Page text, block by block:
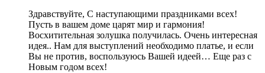
Здравствуйте, С наступающими праздниками всех!
Пусть в вашем доме царят мир и гармония!
Восхитительная золушка получилась. Очень интересная
идея.. Нам для выступлений необходимо платье, и если
Вы не против, воспользуюсь Вашей идеей… Еще раз с
Новым годом всех!